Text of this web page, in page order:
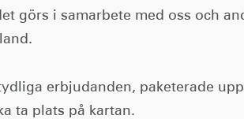
görs i samarbete med oss och
erbjudanden, paketerade
ta plats på kartan.